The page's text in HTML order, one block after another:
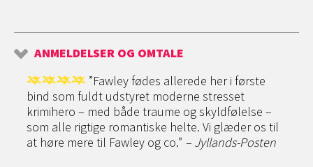
ANMELDELSER OG OMTALE
”Fawley fødes allerede her i første
bind som fuldt udstyret moderne stresset
krimihero – med både traume og skyldfølelse –
som alle rigtige romantiske helte. Vi glæder os til
at høre mere til Fawley og co.” – Jyllands-Posten